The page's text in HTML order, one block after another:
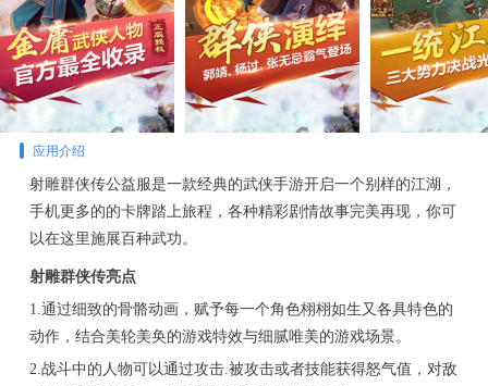
应用介绍
射雕群侠传公益服是一款经典的武侠手游开启一个别样的江湖，
手机更多的的卡牌踏上旅程，各种精彩剧情故事完美再现，你可
以在这里施展百种武功。
射雕群侠传亮点
1.通过细致的骨骼动画，赋予每一个角色栩栩如生又各具特色的
动作，结合美轮美奂的游戏特效与细腻唯美的游戏场景。
2.战斗中的人物可以通过攻击.被攻击或者技能获得怒气值，对敌